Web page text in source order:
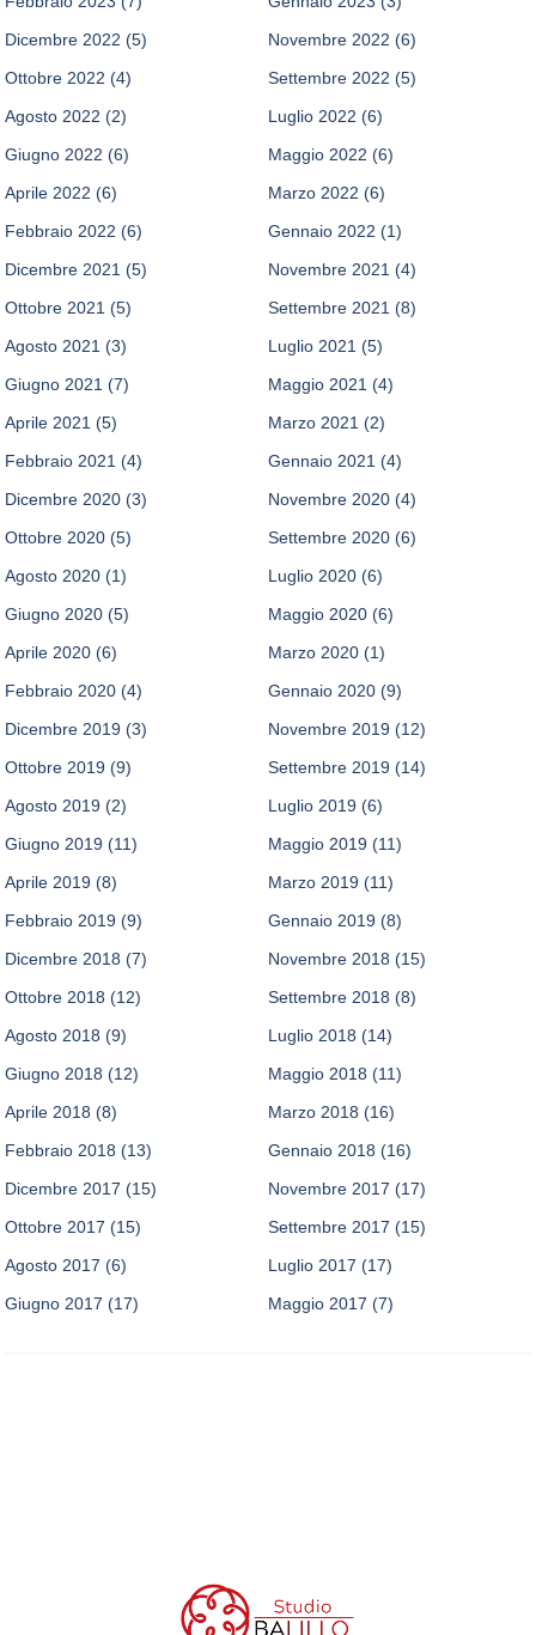
Dicembre 2022 (5) Novembre 2022 (6)
Ottobre 2022 (4) Settembre 2022 (5)
Agosto 2022 (2) Luglio 2022 (6)
Giugno 2022 (6) Maggio 2022 (6)
Aprile 2022 (6) Marzo 2022 (6)
Febbraio 2022 (6) Gennaio 2022 (1)
Dicembre 2021 (5) Novembre 2021 (4)
Ottobre 2021 (5) Settembre 2021 (8)
Agosto 2021 (3) Luglio 2021 (5)
Giugno 2021 (7) Maggio 2021 (4)
Aprile 2021 (5) Marzo 2021 (2)
Febbraio 2021 (4) Gennaio 2021 (4)
Dicembre 2020 (3) Novembre 2020 (4)
Ottobre 2020 (5) Settembre 2020 (6)
Agosto 2020 (1) Luglio 2020 (6)
Giugno 2020 (5) Maggio 2020 (6)
Aprile 2020 (6) Marzo 2020 (1)
Febbraio 2020 (4) Gennaio 2020 (9)
Dicembre 2019 (3) Novembre 2019 (12)
Ottobre 2019 (9) Settembre 2019 (14)
Agosto 2019 (2) Luglio 2019 (6)
Giugno 2019 (11) Maggio 2019 (11)
Aprile 2019 (8) Marzo 2019 (11)
Febbraio 2019 (9) Gennaio 2019 (8)
Dicembre 2018 (7) Novembre 2018 (15)
Ottobre 2018 (12) Settembre 2018 (8)
Agosto 2018 (9) Luglio 2018 (14)
Giugno 2018 (12) Maggio 2018 (11)
Aprile 2018 (8) Marzo 2018 (16)
Febbraio 2018 (13) Gennaio 2018 (16)
Dicembre 2017 (15) Novembre 2017 (17)
Ottobre 2017 (15) Settembre 2017 (15)
Agosto 2017 (6) Luglio 2017 (17)
Giugno 2017 (17) Maggio 2017 (7)